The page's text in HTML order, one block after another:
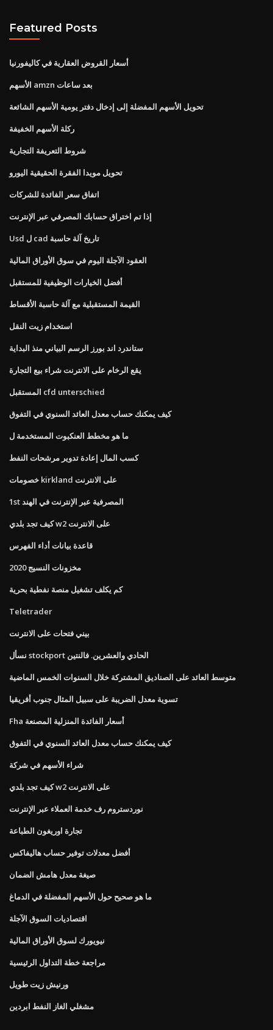
Featured Posts
أسعار القروض العقارية في كاليفورنيا
الأسهم amzn بعد ساعات
تحويل الأسهم المفضلة إلى إدخال دفتر يومية الأسهم الشائعة
ركلة الأسهم الخفيفة
شروط التعريفة التجارية
تحويل مويدا الفقرة الحقيقية اليورو
اتفاق سعر الفائدة للشركات
إذا تم اختراق حسابك المصرفي عبر الإنترنت
Usd ل cad تاريخ آلة حاسبة
العقود الآجلة اليوم في سوق الأوراق المالية
أفضل الخيارات الوظيفية للمستقبل
القيمة المستقبلية مع آلة حاسبة الأقساط
استخدام زيت النقل
ستاندرد اند بورز الرسم البياني منذ البداية
يقع الرخام على الانترنت شراء بيع التجارة
المستقبل cfd unterschied
كيف يمكنك حساب معدل العائد السنوي في التفوق
ما هو مخطط العنكبوت المستخدمة ل
كسب المال إعادة تدوير مرشحات النفط
خصومات kirkland على الانترنت
1st المصرفية عبر الإنترنت في الهند
كيف تجد بلدي w2 على الانترنت
قاعدة بيانات أداء الفهرس
مخزونات النسيج 2020
كم يكلف تشغيل منصة نفطية بحرية
Teletrader
بيني فتحات على الانترنت
نسأل stockport الحادي والعشرين. فالنتين
متوسط ​​العائد على الصناديق المشتركة خلال السنوات الخمس الماضية
تسوية معدل الضريبة على سبيل المثال جنوب أفريقيا
Fha أسعار الفائدة المنزلية المصنعة
كيف يمكنك حساب معدل العائد السنوي في التفوق
شراء الأسهم في شركة
كيف تجد بلدي w2 على الانترنت
نوردستروم رف خدمة العملاء عبر الإنترنت
تجارة اوريغون الطباعة
أفضل معدلات توفير حساب هاليفاكس
صيغة معدل هامش الضمان
ما هو صحيح حول الأسهم المفضلة في الدماغ
اقتصاديات السوق الآجلة
نيويورك لسوق الأوراق المالية
مراجعة خطة التداول الرئيسية
ورنيش زيت طويل
مشغلي الغاز النفط ابردين